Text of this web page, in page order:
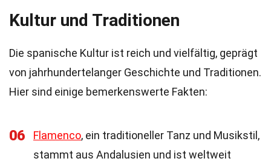
Kultur und Traditionen
Die spanische Kultur ist reich und vielfältig, geprägt
von jahrhundertelanger Geschichte und Traditionen.
Hier sind einige bemerkenswerte Fakten:
06 Flamenco, ein traditioneller Tanz und Musikstil,
stammt aus Andalusien und ist weltweit